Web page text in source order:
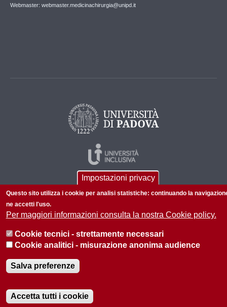
Webmaster: webmaster.medicinachirurgia@unipd.it
© 2026 Università di Padova - Tutti i diritti riservati
P.I. 00742430283 C.F. 80006480281
Informazioni su questo sito
Impostazioni privacy
Questo sito utilizza i cookie per analisi statistiche: continuando la
ne accetti l'uso.
Per maggiori informazioni consulta la nostra Cookie policy.
Cookie tecnici - strettamente necessari
Cookie analitici - misurazione anonima audience
Salva preferenze
Accetta tutti i cookie